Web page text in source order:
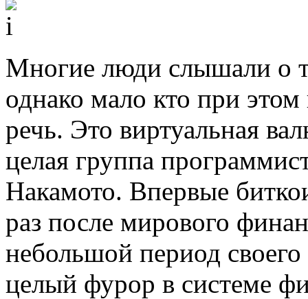
Многие люди слышали о
однако мало кто при
речь. Это виртуальная
целая группа
Накамото. Впервые
раз после мирового
небольшой период
целый фурор в системе